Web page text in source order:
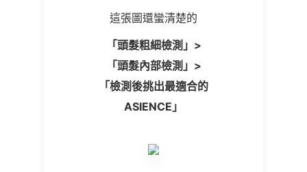
這張圖還蠻清楚的
「頭髮粗細檢測」 >
「頭髮內部檢測」 >
「檢測後挑出最適合的
ASIENCE」